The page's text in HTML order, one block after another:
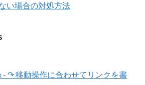
い場合の対処方法
- ↷ 移動操作に合わせてリンクを書